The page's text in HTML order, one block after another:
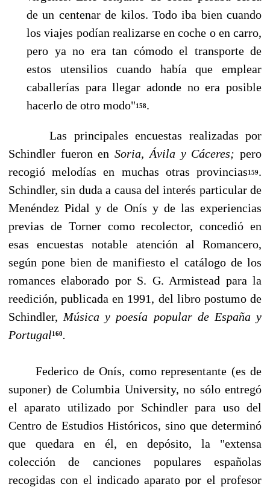
de un centenar de kilos. Todo iba bien cuando
los viajes podían realizarse en coche o en carro,
pero ya no era tan cómodo el transporte de
estos utensilios cuando había que emplear
caballerías para llegar adonde no era posible
hacerlo de otro modo"158.
Las principales encuestas realizadas por
Schindler fueron enSoria, Ávila y Cáceres;pero
re­cogió melodías en muchas otras provincias159.
Schindler, sin duda a causa del interés particular de
Menéndez Pidal y de Onís y de las experiencias
previas de Torner como recolector, concedió en
esas encuestas notable atención al Romancero,
según pone bien de manifiesto el catálogo de los
romances elaborado por S. G. Armistead para la
reedición, publicada en 1991, del libro pos­tumo de
Schindler, Música y poesía popular de España y
Portugal160.
Federico de Onís, como representante (es de
suponer) de Columbia University, no sólo en­tregó
el aparato utilizado por Schindler para uso del
Centro de Estudios Históricos, sino que determinó
que quedara en él, en depósito, la "extensa
colección de canciones populares espa­ñolas
recogidas con el indicado aparato por el profesor